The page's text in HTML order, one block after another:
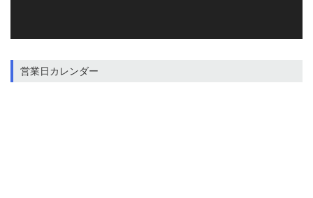
営業日カレンダー